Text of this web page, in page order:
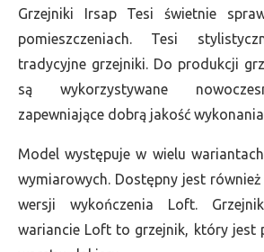
Grzejniki Irsap Tesi świetnie
pomieszczeniach. Tesi
tradycyjne grzejniki. Do produkcji
są wykorzystywane
zapewniające dobrą jakość
Model występuje w wielu
wymiarowych. Dostępny jest
wersji wykończenia Loft.
wariancie Loft to grzejnik, który jest